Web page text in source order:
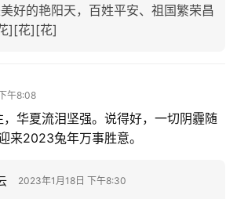
好的艳阳天，百姓平安、祖国繁荣昌
][花][花]
午8:08
，华夏流泪坚强。说得好，一切阴霾随
来2023兔年万事胜意。
2023年1月18日 下午8:30